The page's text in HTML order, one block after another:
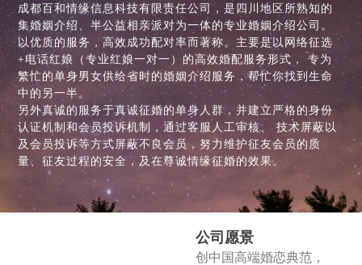
成都百和情缘信息科技有限责任公司，是四川地区所熟知的
集婚姻介绍、半公益相亲派对为一体的专业婚姻介绍公司。
以优质的服务，高效成功配对率而著称。主要是以网络征选
+电话红娘（专业红娘一对一）的高效婚配服务形式， 专为
繁忙的单身男女供给省时的婚姻介绍服务，帮忙你找到生命
中的另一半。
另外真诚的服务于真诚征婚的单身人群，并建立严格的身份
认证机制和会员投诉机制，通过客服人工审核、 技术屏蔽以
及会员投诉等方式屏蔽不良会员，努力维护征友会员的质
量、征友过程的安全，及在尊诚情缘征婚的效果。
公司愿景
创中国高端婚恋典范，